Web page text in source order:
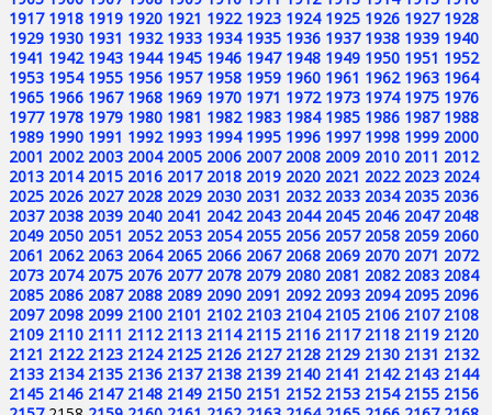
1917 1918 1919 1920 1921 1922 1923 1924 1925 1926 1927 1928
1929 1930 1931 1932 1933 1934 1935 1936 1937 1938 1939 1940
1941 1942 1943 1944 1945 1946 1947 1948 1949 1950 1951 1952
1953 1954 1955 1956 1957 1958 1959 1960 1961 1962 1963 1964
1965 1966 1967 1968 1969 1970 1971 1972 1973 1974 1975 1976
1977 1978 1979 1980 1981 1982 1983 1984 1985 1986 1987 1988
1989 1990 1991 1992 1993 1994 1995 1996 1997 1998 1999 2000
2001 2002 2003 2004 2005 2006 2007 2008 2009 2010 2011 2012
2013 2014 2015 2016 2017 2018 2019 2020 2021 2022 2023 2024
2025 2026 2027 2028 2029 2030 2031 2032 2033 2034 2035 2036
2037 2038 2039 2040 2041 2042 2043 2044 2045 2046 2047 2048
2049 2050 2051 2052 2053 2054 2055 2056 2057 2058 2059 2060
2061 2062 2063 2064 2065 2066 2067 2068 2069 2070 2071 2072
2073 2074 2075 2076 2077 2078 2079 2080 2081 2082 2083 2084
2085 2086 2087 2088 2089 2090 2091 2092 2093 2094 2095 2096
2097 2098 2099 2100 2101 2102 2103 2104 2105 2106 2107 2108
2109 2110 2111 2112 2113 2114 2115 2116 2117 2118 2119 2120
2121 2122 2123 2124 2125 2126 2127 2128 2129 2130 2131 2132
2133 2134 2135 2136 2137 2138 2139 2140 2141 2142 2143 2144
2145 2146 2147 2148 2149 2150 2151 2152 2153 2154 2155 2156